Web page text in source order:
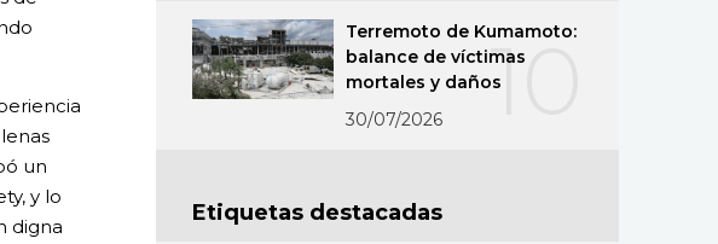
un
y lo
digna
10
Terremoto de Kumamoto:
balance de víctimas
mortales y daños
30/07/2026
Etiquetas destacadas